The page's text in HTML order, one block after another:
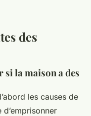
des
la maison a des
les causes de
d’emprisonner